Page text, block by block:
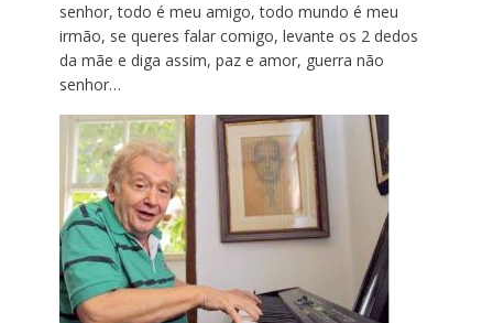
senhor, todo é meu amigo, todo mundo é meu
irmão, se queres falar comigo, levante os 2 dedos
da mãe e diga assim, paz e amor, guerra não
senhor…